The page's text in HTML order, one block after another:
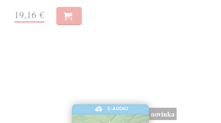
19,16 €
E-AUDIO
novinka